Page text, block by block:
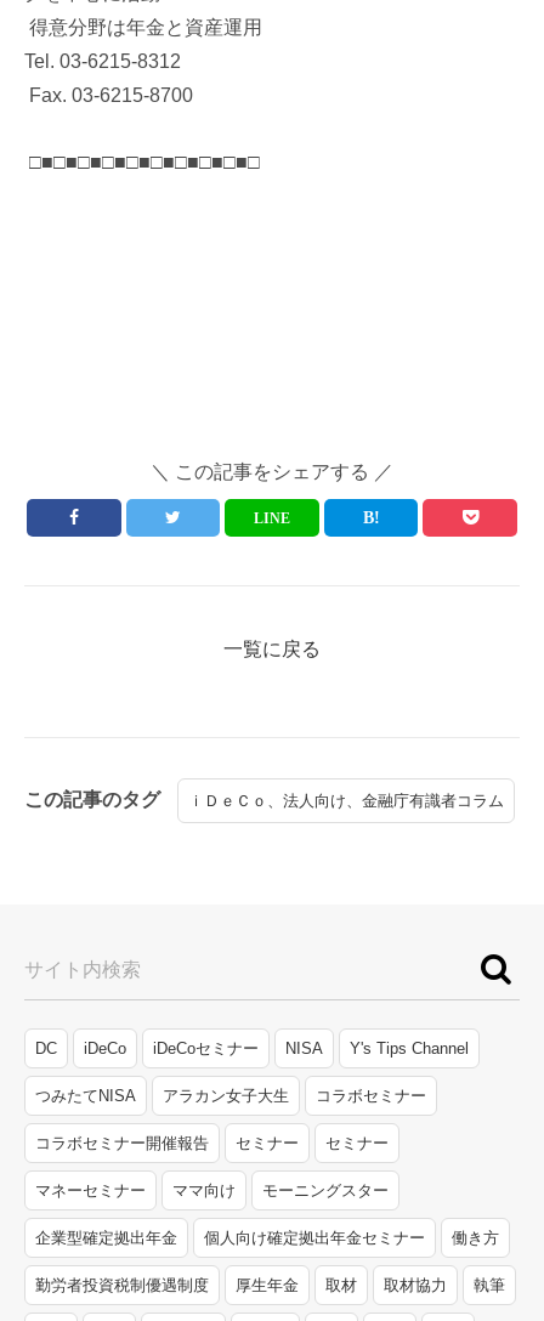
得意分野は年金と資産運用
Tel. 03-6215-8312
Fax. 03-6215-8700
□■□■□■□■□■□■□■□■□■□
＼ この記事をシェアする ／
LINE
一覧に戻る
この記事のタグ ｉＤｅＣｏ、法人向け、金融庁有識者コラム
サイト内検索
DC iDeCo iDeCoセミナー NISA Y's Tips Channel
つみたてNISA アラカン女子大生 コラボセミナー
コラボセミナー開催報告 セミナー セミナー
マネーセミナー ママ向け モーニングスター
企業型確定拠出年金 個人向け確定拠出年金セミナー 働き方
勤労者投資税制優遇制度 厚生年金 取材 取材協力 執筆